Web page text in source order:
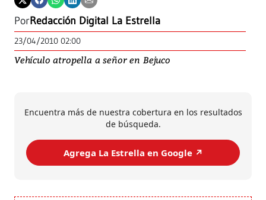
PorRedacción Digital La Estrella
23/04/2010 02:00
Vehículo atropella a señor en Bejuco
Encuentra más de nuestra cobertura en los resultados
de búsqueda.
Agrega La Estrella en Google ↗️